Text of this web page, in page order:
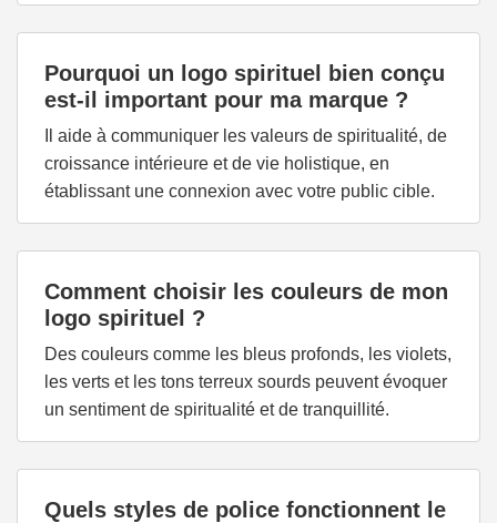
Pourquoi un logo spirituel bien conçu
est-il important pour ma marque ?
Il aide à communiquer les valeurs de spiritualité, de
croissance intérieure et de vie holistique, en
établissant une connexion avec votre public cible.
Comment choisir les couleurs de mon
logo spirituel ?
Des couleurs comme les bleus profonds, les violets,
les verts et les tons terreux sourds peuvent évoquer
un sentiment de spiritualité et de tranquillité.
Quels styles de police fonctionnent le